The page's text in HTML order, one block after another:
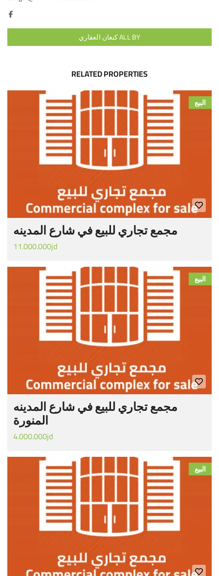
ALL BY كنعان العقاري
RELATED PROPERTIES
البيع
مجمع تجاري للبيع في شارع المدينه
11.000.000jd
البيع
مجمع تجاري للبيع في شارع المدينه
المنورة
4.000.000jd
البيع